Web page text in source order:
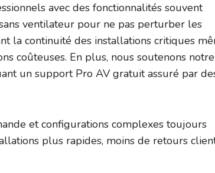
avec des fonctionnalités souvent
ventilateur pour ne pas perturber les
la continuité des installations critiques
coûteuses. En plus, nous soutenons notre
un support Pro AV gratuit assuré par
et configurations complexes toujours
plus rapides, moins de retours